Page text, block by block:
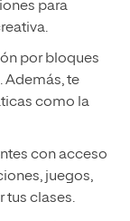
para
por bloques
Además, te
como la
con acceso
juegos,
tus clases.